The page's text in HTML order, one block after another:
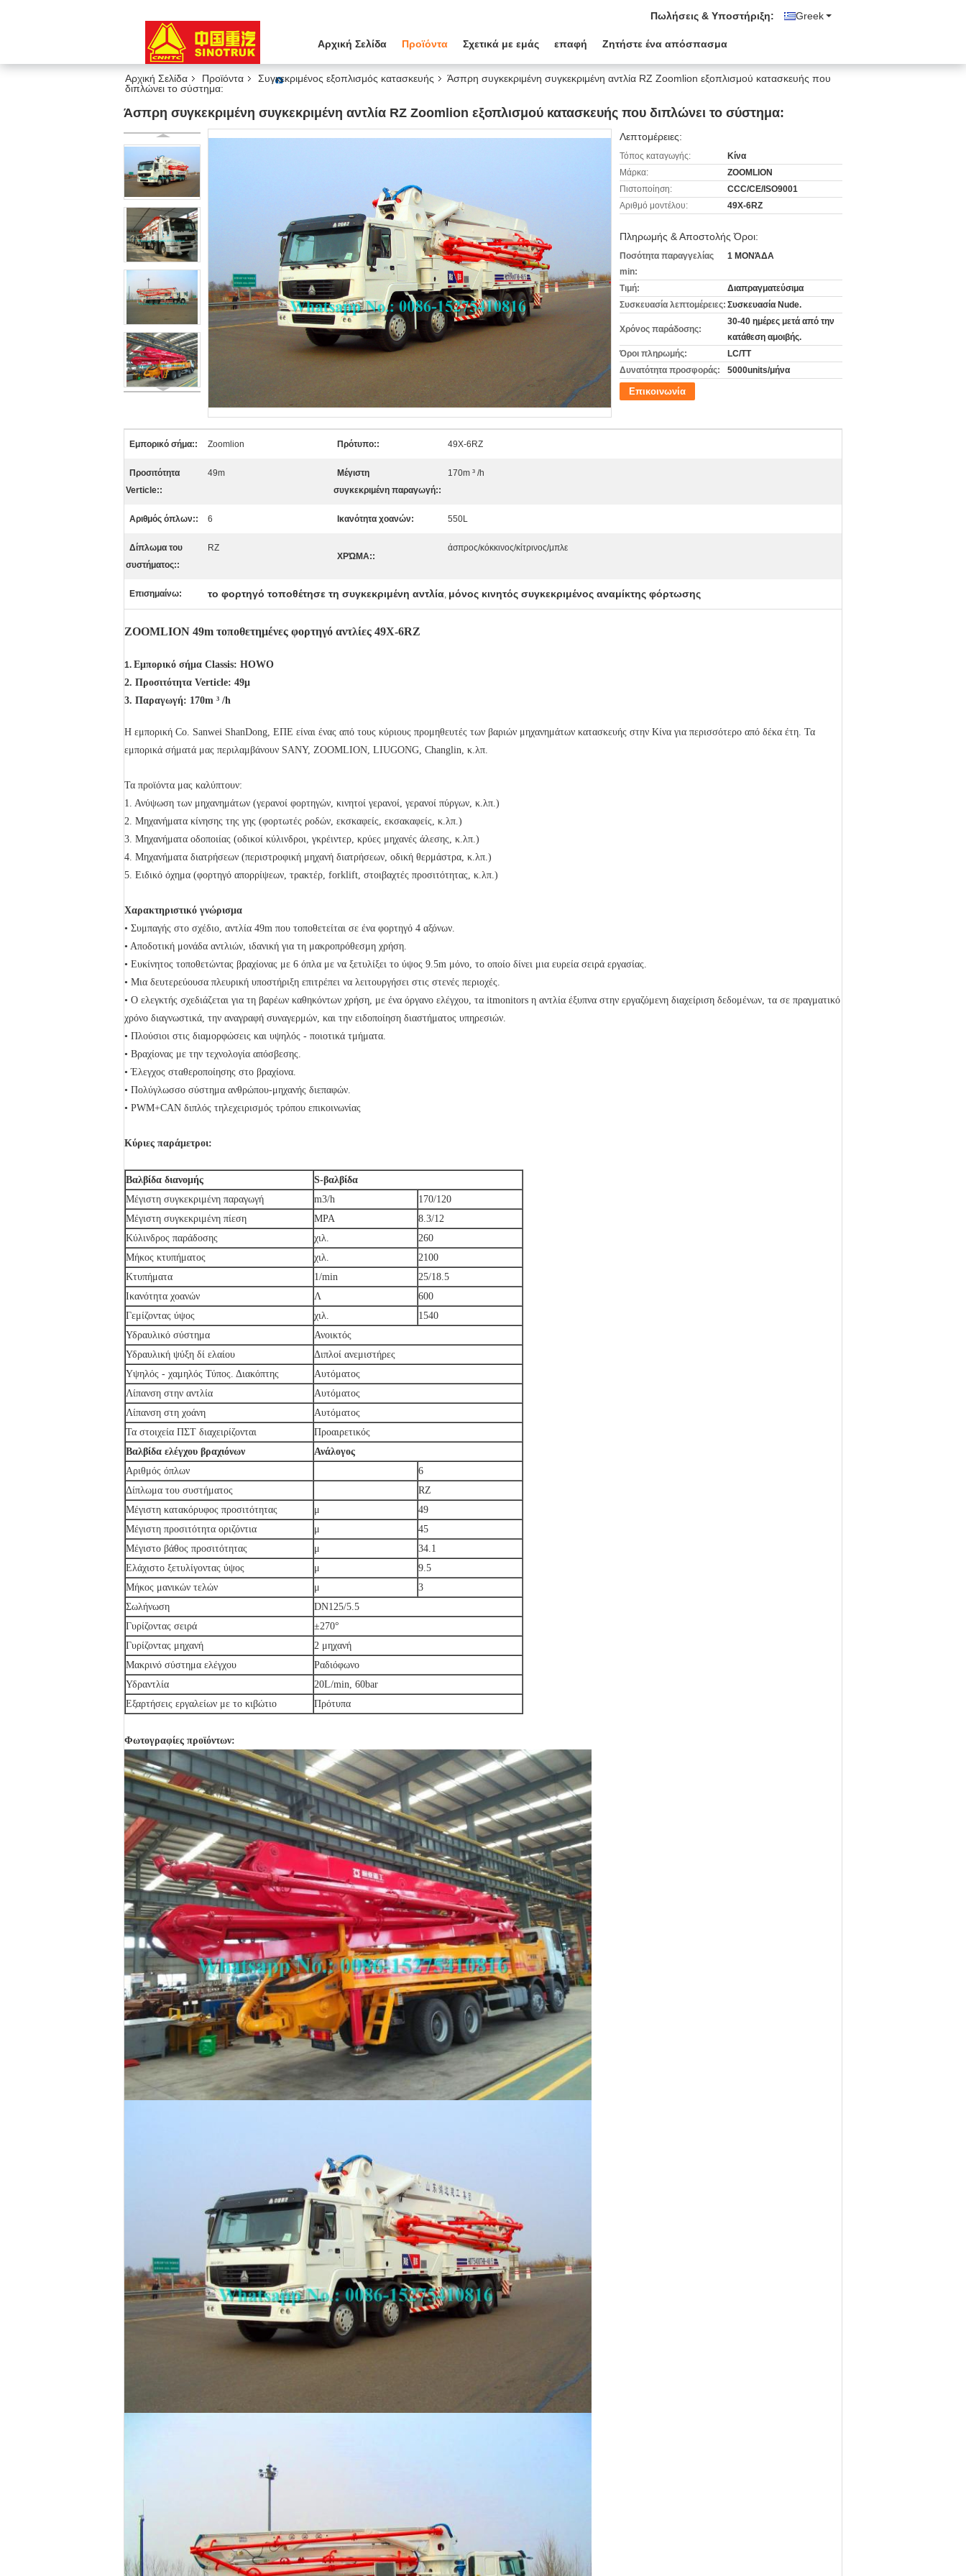
Greek
Πωλήσεις & Υποστήριξη:
Αρχική Σελίδα Προϊόντα Σχετικά με εμάς επαφή Ζητήστε ένα απόσπασμα
Αρχική Σελίδα Προϊόντα Συγκεκριμένος εξοπλισμός κατασκευής
Άσπρη συγκεκριμένη συγκεκριμένη αντλία RZ Zoomlion εξοπλισμού κατασκευής που
διπλώνει το σύστημα:
Άσπρη συγκεκριμένη συγκεκριμένη αντλία RZ Zoomlion εξοπλισμού κατασκευής που διπλώνει το σύστημα:
Λεπτομέρειες:
Τόπος καταγωγής:
Κίνα
Μάρκα:
ZOOMLION
Πιστοποίηση:
CCC/CE/ISO9001
Αριθμό μοντέλου:
49X-6RZ
Πληρωμής & Αποστολής Όροι:
Ποσότητα παραγγελίας
min:
1 ΜΟΝΆΔΑ
Τιμή:
Διαπραγματεύσιμα
Συσκευασία λεπτομέρειες: Συσκευασία Nude.
Χρόνος παράδοσης:
30-40 ημέρες μετά από την
κατάθεση αμοιβής.
Όροι πληρωμής:
LC/TT
Δυνατότητα προσφοράς:
5000units/μήνα
Επικοινωνία
Εμπορικό σήμα:: Zoomlion Πρότυπο:: 49X-6RZ
Προσιτότητα
Verticle::
49m
Μέγιστη
συγκεκριμένη παραγωγή::
170m ³ /h
Αριθμός όπλων:: 6 Ικανότητα χοανών: 550L
Δίπλωμα του
συστήματος::
RZ
ΧΡΏΜΑ::
άσπρος/κόκκινος/κίτρινος/μπλε
Επισημαίνω: το φορτηγό τοποθέτησε τη συγκεκριμένη αντλία, μόνος κινητός συγκεκριμένος αναμίκτης φόρτωσης
ZOOMLION 49m τοποθετημένες φορτηγό αντλίες 49X-6RZ
1. Εμπορικό σήμα Classis: HOWO
2. Προσιτότητα Verticle: 49μ
3. Παραγωγή: 170m ³ /h
Η εμπορική Co. Sanwei ShanDong, ΕΠΕ είναι ένας από τους κύριους προμηθευτές των βαριών μηχανημάτων κατασκευής στην Κίνα για περισσότερο από δέκα έτη. Τα
εμπορικά σήματά μας περιλαμβάνουν SANY, ZOOMLION, LIUGONG, Changlin, κ.λπ.
Τα προϊόντα μας καλύπτουν:
1. Ανύψωση των μηχανημάτων (γερανοί φορτηγών, κινητοί γερανοί, γερανοί πύργων, κ.λπ.)
2. Μηχανήματα κίνησης της γης (φορτωτές ροδών, εκσκαφείς, εκσακαφείς, κ.λπ.)
3. Μηχανήματα οδοποιίας (οδικοί κύλινδροι, γκρέιντερ, κρύες μηχανές άλεσης, κ.λπ.)
4. Μηχανήματα διατρήσεων (περιστροφική μηχανή διατρήσεων, οδική θερμάστρα, κ.λπ.)
5. Ειδικό όχημα (φορτηγό απορρίψεων, τρακτέρ, forklift, στοιβαχτές προσιτότητας, κ.λπ.)
Χαρακτηριστικό γνώρισμα
• Συμπαγής στο σχέδιο, αντλία 49m που τοποθετείται σε ένα φορτηγό 4 αξόνων.
• Αποδοτική μονάδα αντλιών, ιδανική για τη μακροπρόθεσμη χρήση.
• Ευκίνητος τοποθετώντας βραχίονας με 6 όπλα με να ξετυλίξει το ύψος 9.5m μόνο, το οποίο δίνει μια ευρεία σειρά εργασίας.
• Μια δευτερεύουσα πλευρική υποστήριξη επιτρέπει να λειτουργήσει στις στενές περιοχές.
• Ο ελεγκτής σχεδιάζεται για τη βαρέων καθηκόντων χρήση, με ένα όργανο ελέγχου, τα itmonitors η αντλία έξυπνα στην εργαζόμενη διαχείριση δεδομένων, τα σε πραγματικό
χρόνο διαγνωστικά, την αναγραφή συναγερμών, και την ειδοποίηση διαστήματος υπηρεσιών.
• Πλούσιοι στις διαμορφώσεις και υψηλός - ποιοτικά τμήματα.
• Βραχίονας με την τεχνολογία απόσβεσης.
• Έλεγχος σταθεροποίησης στο βραχίονα.
• Πολύγλωσσο σύστημα ανθρώπου-μηχανής διεπαφών.
• PWM+CAN διπλός τηλεχειρισμός τρόπου επικοινωνίας
Κύριες παράμετροι:
Βαλβίδα διανομής
S-βαλβίδα
Μέγιστη συγκεκριμένη παραγωγή
m3/h
170/120
Μέγιστη συγκεκριμένη πίεση
MPA
8.3/12
Κύλινδρος παράδοσης
χιλ.
260
Μήκος κτυπήματος
χιλ.
2100
Κτυπήματα
1/min
25/18.5
Ικανότητα χοανών
Λ
600
Γεμίζοντας ύψος
χιλ.
1540
Υδραυλικό σύστημα
Ανοικτός
Υδραυλική ψύξη δί ελαίου
Διπλοί ανεμιστήρες
Υψηλός - χαμηλός Τύπος. Διακόπτης
Αυτόματος
Λίπανση στην αντλία
Αυτόματος
Λίπανση στη χοάνη
Αυτόματος
Τα στοιχεία ΠΣΤ διαχειρίζονται
Προαιρετικός
Βαλβίδα ελέγχου βραχιόνων
Ανάλογος
Αριθμός όπλων
6
Δίπλωμα του συστήματος
RZ
Μέγιστη κατακόρυφος προσιτότητας
μ
49
Μέγιστη προσιτότητα οριζόντια
μ
45
Μέγιστο βάθος προσιτότητας
μ
34.1
Ελάχιστο ξετυλίγοντας ύψος
μ
9.5
Μήκος μανικών τελών
μ
3
Σωλήνωση
DN125/5.5
Γυρίζοντας σειρά
±270°
Γυρίζοντας μηχανή
2 μηχανή
Μακρινό σύστημα ελέγχου
Ραδιόφωνο
Υδραντλία
20L/min, 60bar
Εξαρτήσεις εργαλείων με το κιβώτιο
Πρότυπα
Φωτογραφίες προϊόντων: